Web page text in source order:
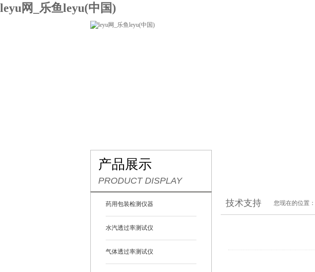
leyu网_乐鱼leyu(中国)
产品展示
PRODUCT DISPLAY
药用包装检测仪器
水汽透过率测试仪
气体透过率测试仪
技术支持 您现在的位置：